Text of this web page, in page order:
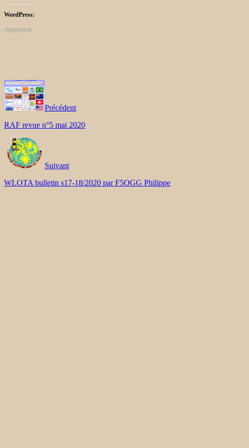
WordPress:
chargement…
Précédent
RAF revue n°5 mai 2020
Suivant
WLOTA bulletin s17-18/2020 par F5OGG Philippe